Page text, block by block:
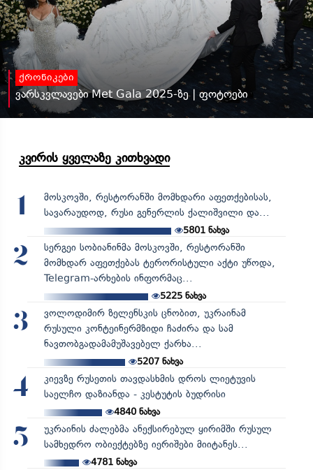
ქრონიკები
ვარსკვლავები Met Gala 2025-ზე | ფოტოები
კვირის ყველაზე კითხვადი
1
მოსკოვში, რესტორანში მომხდარი აფეთქებისას,
სავარაუდოდ, რუსი გენერლის ქალიშვილი და...
5801 ნახვა
2
სერგეი სობიანინმა მოსკოვში, რესტორანში
მომხდარ აფეთქებას ტერორისტული აქტი უწოდა,
Telegram-არხების ინფორმაც...
5225ნახვა
3
ვოლოდიმირ ზელენსკის ცნობით, უკრაინამ
რუსული კონტეინერმზიდი ჩაძირა და სამ
ნავთობგადამამუშავებელ ქარხა...
5207ნახვა
4
კიევზე რუსეთის თავდასხმის დროს ლიეტუვის
საელჩო დაზიანდა - კესტუტის ბუდრისი
4840ნახვა
5
უკრაინის ძალებმა ანექსირებულ ყირიმში რუსულ
სამხედრო ობიექტებზე იერიშები მიიტანეს...
4781ნახვა